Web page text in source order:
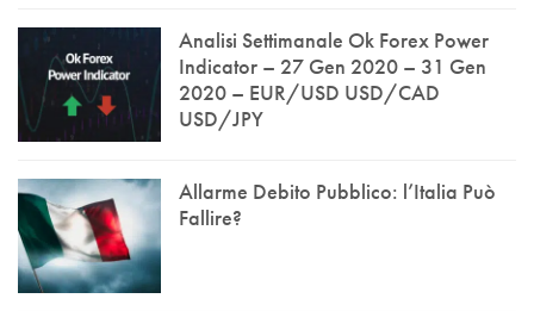
Analisi Settimanale Ok Forex Power
Indicator – 27 Gen 2020 – 31 Gen
2020 – EUR/USD USD/CAD
USD/JPY
Allarme Debito Pubblico: l’Italia Può
Fallire?